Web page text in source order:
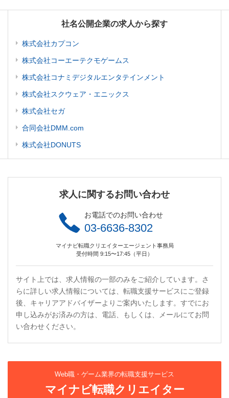
社名公開企業の求人から探す
株式会社カプコン
株式会社コーエーテクモゲームス
株式会社コナミデジタルエンタテインメント
株式会社スクウェア・エニックス
株式会社セガ
合同会社DMM.com
株式会社DONUTS
求人に関するお問い合わせ
お電話でのお問い合わせ
03-6636-8302
マイナビ転職クリエイターエージェント事務局
受付時間 9:15〜17:45（平日）
サイト上では、求人情報の一部のみをご紹介しています。さ
らに詳しい求人情報については、転職支援サービスにご登録
後、キャリアアドバイザーよりご案内いたします。すでにお
申し込みがお済みの方は、電話、もしくは、メールにてお問
い合わせください。
Web職・ゲーム業界の転職支援サービス
マイナビ転職クリエイター